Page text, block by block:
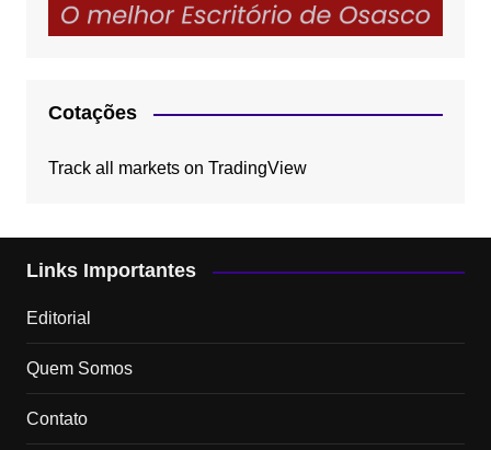
Cotações
Track all markets on TradingView
Links Importantes
Editorial
Quem Somos
Contato